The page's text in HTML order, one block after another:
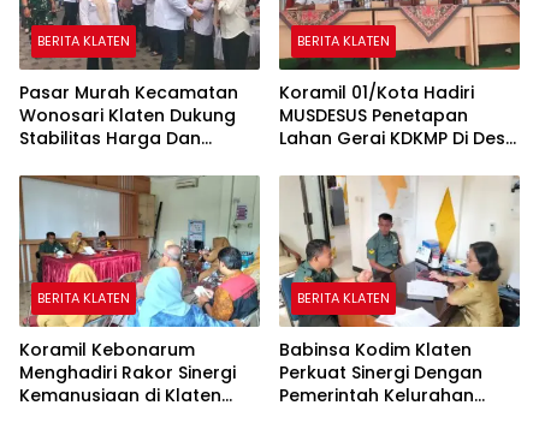
BERITA KLATEN
Pasar Murah Kecamatan
Wonosari Klaten Dukung
Stabilitas Harga Dan
Masyarakat
BERITA KLATEN
Koramil 01/Kota Hadiri
MUSDESUS Penetapan
Lahan Gerai KDKMP Di Desa
BERITA KLATEN
Koramil Kebonarum
Menghadiri Rakor Sinergi
Kemanusiaan di Klaten
BERITA KLATEN
Babinsa Kodim Klaten
Perkuat Sinergi Dengan
Pemerintah Kelurahan